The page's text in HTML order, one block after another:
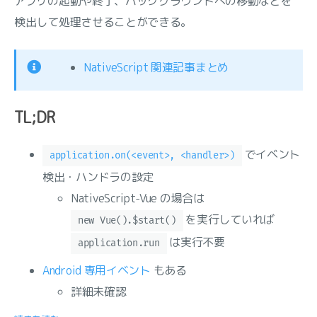
検出して処理させることができる。
NativeScript 関連記事まとめ
TL;DR
application.on(<event>, <handler>)
でイベント
検出・ハンドラの設定
NativeScript-Vue の場合は
new Vue().$start() を実行していれば
application.run
は実行不要
Android 専用イベント もある
詳細未確認